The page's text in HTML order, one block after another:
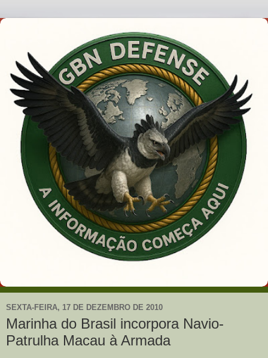
SEXTA-FEIRA, 17 DE DEZEMBRO DE 2010
Marinha do Brasil incorpora Navio-
Patrulha Macau à Armada